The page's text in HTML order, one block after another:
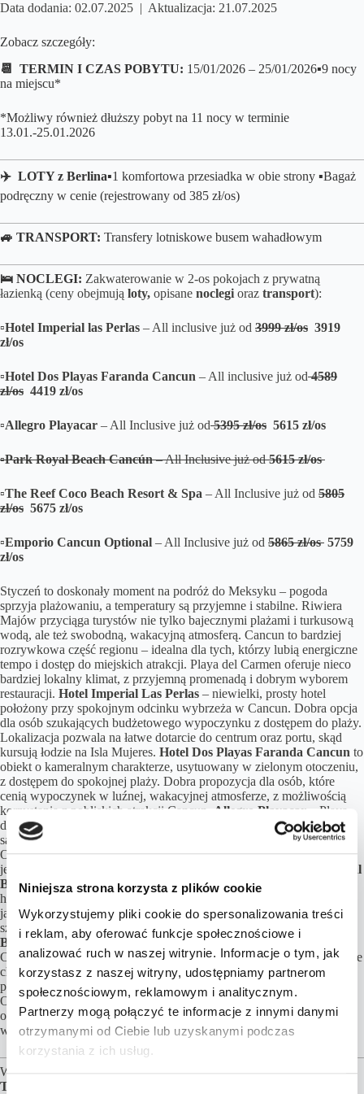
Niniejsza strona korzysta z plików cookie
Wykorzystujemy pliki cookie do spersonalizowania treści
i reklam, aby oferować funkcje społecznościowe i
analizować ruch w naszej witrynie. Informacje o tym, jak
korzystasz z naszej witryny, udostępniamy partnerom
społecznościowym, reklamowym i analitycznym.
Partnerzy mogą połączyć te informacje z innymi danymi
otrzymanymi od Ciebie lub uzyskanymi podczas
korzystania z ich usług.
Data dodania: 02.07.2025 | Aktualizacja: 21.07.2025
Zobacz szczegóły:
📆 TERMIN I CZAS POBYTU: 15/01/2026 – 25/01/2026▪️9 nocy
na miejscu*
*Możliwy również dłuższy pobyt na 11 nocy w terminie
13.01.-25.01.2026
✈️ LOTY z Berlina▪️1 komfortowa przesiadka w obie strony ▪️Bagaż
podręczny w cenie (rejestrowany od 385 zł/os)
🚙 TRANSPORT: Transfery lotniskowe busem wahadłowym
🛌 NOCLEGI: Zakwaterowanie w 2-os pokojach z prywatną
łazienką (ceny obejmują loty, opisane noclegi oraz transport):
▫️Hotel Imperial las Perlas – All inclusive już od 3999 zł/os 3919
zł/os
▫️Hotel Dos Playas Faranda Cancun – All inclusive już od4589
zł/os 4419 zł/os
▫️Allegro Playacar – All Inclusive już od5395 zł/os 5615 zł/os
▫️Park Royal Beach Cancún– All Inclusive już od5615 zł/os
▫️The Reef Coco Beach Resort & Spa – All Inclusive już od 5805
zł/os 5675 zł/os
▫️Emporio Cancun Optional – All Inclusive już od 5865 zł/os 5759
zł/os
Styczeń to doskonały moment na podróż do Meksyku – pogoda
sprzyja plażowaniu, a temperatury są przyjemne i stabilne. Riwiera
Majów przyciąga turystów nie tylko bajecznymi plażami i turkusową
wodą, ale też swobodną, wakacyjną atmosferą. Cancun to bardziej
rozrywkowa część regionu – idealna dla tych, którzy lubią energiczne
tempo i dostęp do miejskich atrakcji. Playa del Carmen oferuje nieco
bardziej lokalny klimat, z przyjemną promenadą i dobrym wyborem
restauracji. Hotel Imperial Las Perlas – niewielki, prosty hotel
położony przy spokojnym odcinku wybrzeża w Cancun. Dobra opcja
dla osób szukających budżetowego wypoczynku z dostępem do plaży.
Lokalizacja pozwala na łatwe dotarcie do centrum oraz portu, skąd
kursują łodzie na Isla Mujeres. Hotel Dos Playas Faranda Cancun to
obiekt o kameralnym charakterze, usytuowany w zielonym otoczeniu,
z dostępem do spokojnej plaży. Dobra propozycja dla osób, które
cenią wypoczynek w luźnej, wakacyjnej atmosferze, z możliwością
korzystania z pobliskich atrakcji Cancun.
Allegro Playacar – Playa
del Carmen, hotel położony w zadbanej dzielnicy Playacar, w
sąsiedztwie innych resortów i niedaleko centrum Playa del Carmen.
Odpowiedni zarówno dla par, jak i rodzin – sprzyja relaksowi, a
jednocześnie zapewnia łatwy dostęp do życia miasteczka.
Park Royal
Beach Cancun– hotel w dogodnej lokalizacji przy głównej strefie
hotelowej Cancun. Sprawdzi się jako baza zarówno do wypoczynku,
jak i zwiedzania okolicznych atrakcji. Dobra propozycja dla osób
szukających wygodnego miejsca w sercu kurortu.The Reef Coco
Beach Resort & Spa– położony w okolicach centrum Playa del
Carmen, w spokojniejszej części kurortu. Dobry wybór dla osób, które
chcą z relaksem nad morzem.Emporio Cancun Optional–
położony w części hotelowej Cancun, przy jednej z szerokich plaż.
Oferuje spokojniejszą atmosferę niż wiele większych resortów w
okolicy. Może być dobrą alternatywą dla osób szukających
wypoczynku w mniej zatłoczonym otoczeniu.
Wszystkie ceny obejmują
TRANSPORT